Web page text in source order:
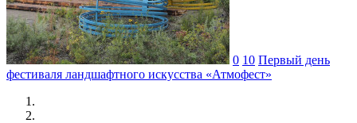
0 10 Первый день
фестиваля ландшафтного искусства «Атмофест»